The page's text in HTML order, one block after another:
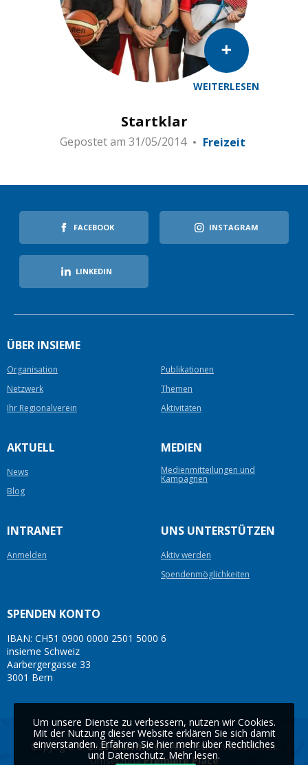
WEITERLESEN
Startklar
Gepostet am 31/05/2014 Freizeit
FACEBOOK INSTAGRAM
LINKEDIN
ÜBER INSIEME
Organisation
Publikationen
Netzwerk
Themen
Ihr Regionalverein
Aktivitäten
AKTUELL
News
Blog
MEDIEN
Medienmitteilungen und
Kampagnen
INTRANET
Anmelden
UNS UNTERSTÜTZEN
Aktiv werden
Spendenmöglichkeiten
SPENDEN KONTO
IBAN: CH51 0900 0000 2501 5000 6
insieme Schweiz
Aarbergergasse 33
3001 Bern
Copyright © 2026insieme.ch. Alle Rechte vorbehalten.
Umsetzung Première Place
Um unsere Dienste zu verbessern, nutzen wir Cookies.
Mit der Nutzung dieser Website erklären Sie sich damit
einverstanden. Erfahren Sie hier mehr über Rechtliches
und Datenschutz. Mehr lesen.